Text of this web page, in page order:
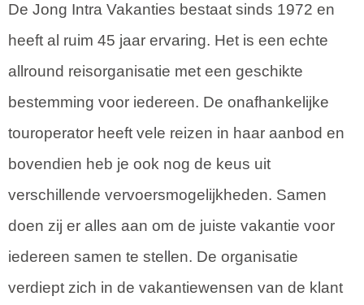
De Jong Intra Vakanties bestaat sinds 1972 en
heeft al ruim 45 jaar ervaring. Het is een echte
allround reisorganisatie met een geschikte
bestemming voor iedereen. De onafhankelijke
touroperator heeft vele reizen in haar aanbod en
bovendien heb je ook nog de keus uit
verschillende vervoersmogelijkheden. Samen
doen zij er alles aan om de juiste vakantie voor
iedereen samen te stellen. De organisatie
verdiept zich in de vakantiewensen van de klant